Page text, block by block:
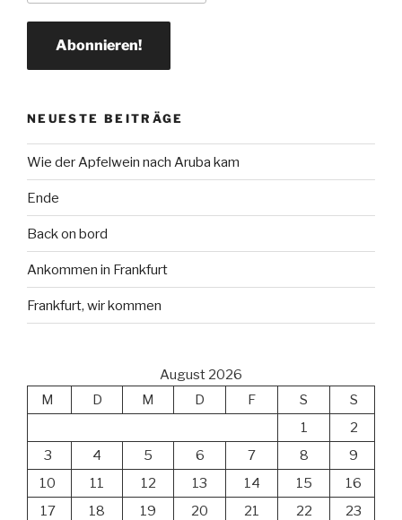
NEUESTE BEITRÄGE
Wie der Apfelwein nach Aruba kam
Ende
Back on bord
Ankommen in Frankfurt
Frankfurt, wir kommen
August 2026
M
D M D F S
S
1
2
3
4 5 6 7 8
9
10
11 12 13 14 15
16
17
18 19 20 21 22
23